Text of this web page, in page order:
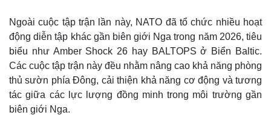
Ngoài cuộc tập trận lần này, NATO đã tổ chức nhiều hoạt
động diễn tập khác gần biên giới Nga trong năm 2026, tiêu
biểu như Amber Shock 26 hay BALTOPS ở Biển Baltic.
Các cuộc tập trận này đều nhằm nâng cao khả năng phòng
thủ sườn phía Đông, cải thiện khả năng cơ động và tương
tác giữa các lực lượng đồng minh trong môi trường gần
biên giới Nga.